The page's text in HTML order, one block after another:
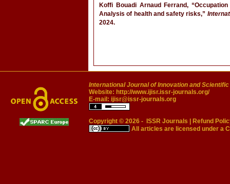
Koffi Bouadi Arnaud Ferrand,
Analysis of health and safety risks,”
2024.
International Journal of Innovation and
Website: http://www.ijisr.issr-journals.org/
E-mail: ijisr@issr-journals.org
Copyright © 2026 - ISSR Journals
Refund
All articles are licensed under a